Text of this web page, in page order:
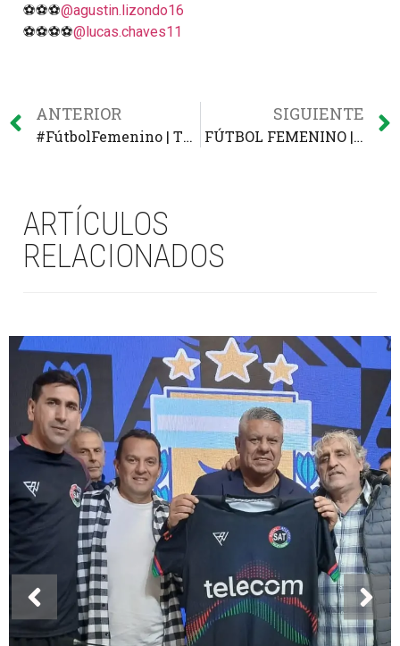
⚽⚽⚽@agustin.lizondo16
⚽⚽⚽⚽@lucas.chaves11
ANTERIOR
#FútbolFemenino | TRIUNFAZO DE LA TELE 🔝🇬🇲
SIGUIENTE
FÚTBOL FEMENINO | Partido complicado
ARTÍCULOS
RELACIONADOS